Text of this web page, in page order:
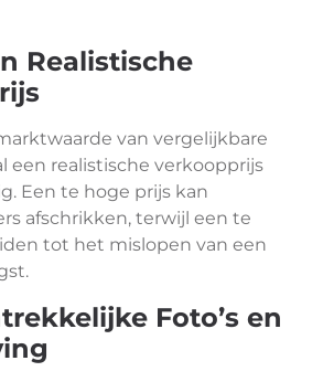
Realistische
van vergelijkbare
een realistische verkoopprijs
Een te hoge prijs kan
afschrikken, terwijl een te
tot het mislopen van een
Foto’s en